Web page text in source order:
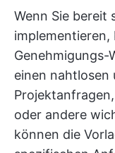
Wenn Sie bereit
implementieren,
Genehmigungs-
einen nahtlosen
oder andere
können die